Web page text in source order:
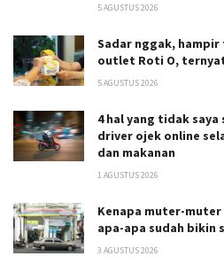
5 AGUSTUS 2026
Sadar nggak,
outlet Roti O,
5 AGUSTUS 2026
4 hal yang tidak
driver ojek online
dan makanan
1 AGUSTUS 2026
Kenapa muter-
apa-apa sudah bikin
3 AGUSTUS 2026